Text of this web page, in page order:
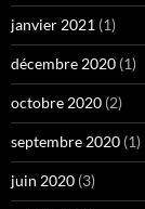
janvier 2021 (1)
décembre 2020 (1)
octobre 2020 (2)
septembre 2020 (1)
juin 2020 (3)